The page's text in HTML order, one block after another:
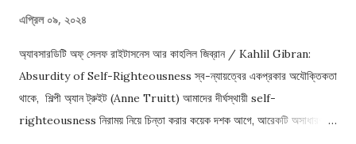
এপ্রিল ০৯, ২০২৪
অ্যাবসারডিটি অফ্ সেলফ রাইটাসনেস আর কাহলিল জিব্রান / Kahlil Gibran:
Absurdity of Self-Righteousness স্ব-ন্যায়ত্বের একপ্রকার অযৌক্তিকতা
থাকে, শিল্পী অ্যান ট্রুইট (Anne Truitt) আমাদের দীর্ঘস্থায়ী self-
righteousness নিরাময় নিয়ে চিন্তা করার কয়েক দশক আগে, আরেকটি অসাধারণ